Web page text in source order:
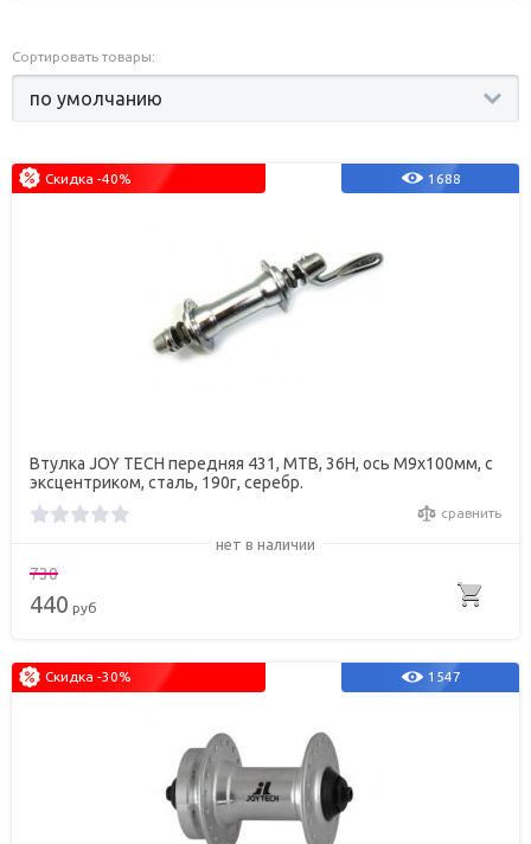
Сортировать товары:
1688
Скидка -40%
Втулка JOY TECH передняя 431, МТВ, 36Н, ось М9х100мм, с
эксцентриком, сталь, 190г, серебр.
сравнить
нет в наличии
730
440 руб
1547
Скидка -30%